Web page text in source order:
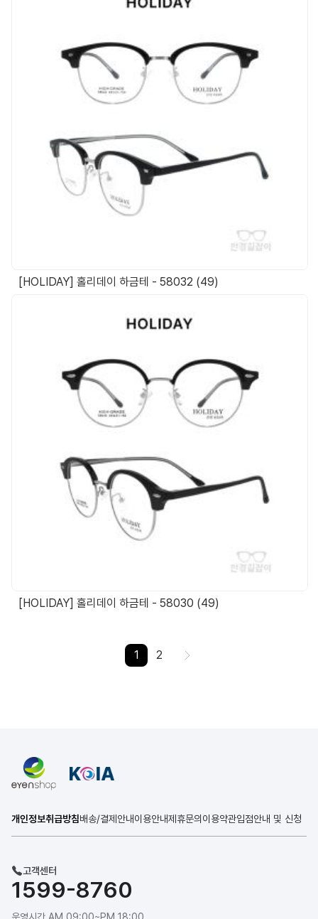
[HOLIDAY] 홀리데이 하금테 - 58032 (49)
[HOLIDAY] 홀리데이 하금테 - 58030 (49)
1 2 >
개인정보취급방침배송/결제안내이용안내제휴문의 이용약관입점안내 및 신청
고객센터
1599-8760